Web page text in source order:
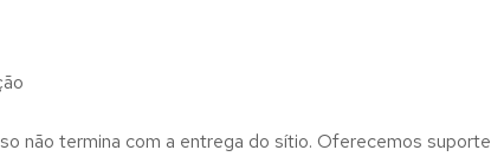
não termina com a entrega do sítio. Oferecemos suporte